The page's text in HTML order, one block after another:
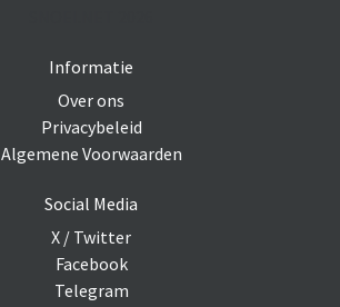
Informatie
Over ons
Privacybeleid
Algemene Voorwaarden
Social Media
X / Twitter
Facebook
Telegram